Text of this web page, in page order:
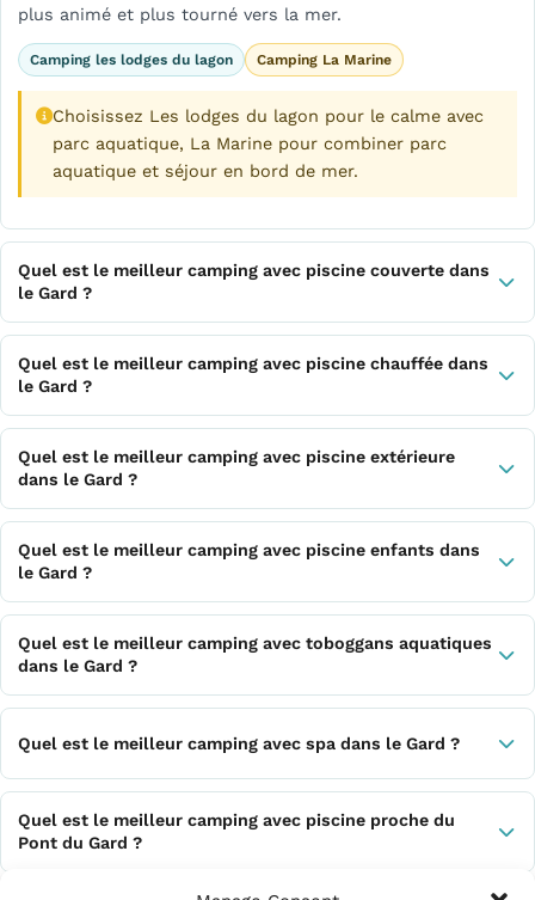
plus animé et plus tourné vers la mer.
Camping les lodges du lagon Camping La Marine
Choisissez Les lodges du lagon pour le calme avec
parc aquatique, La Marine pour combiner parc
aquatique et séjour en bord de mer.
Quel est le meilleur camping avec piscine couverte dans
le Gard ?
Quel est le meilleur camping avec piscine chauffée dans
le Gard ?
Quel est le meilleur camping avec piscine extérieure
dans le Gard ?
Quel est le meilleur camping avec piscine enfants dans
le Gard ?
Quel est le meilleur camping avec toboggans aquatiques
dans le Gard ?
Quel est le meilleur camping avec spa dans le Gard ?
Quel est le meilleur camping avec piscine proche du
Pont du Gard ?